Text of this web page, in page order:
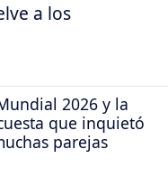
a los
2026 y la
que inquietó
parejas